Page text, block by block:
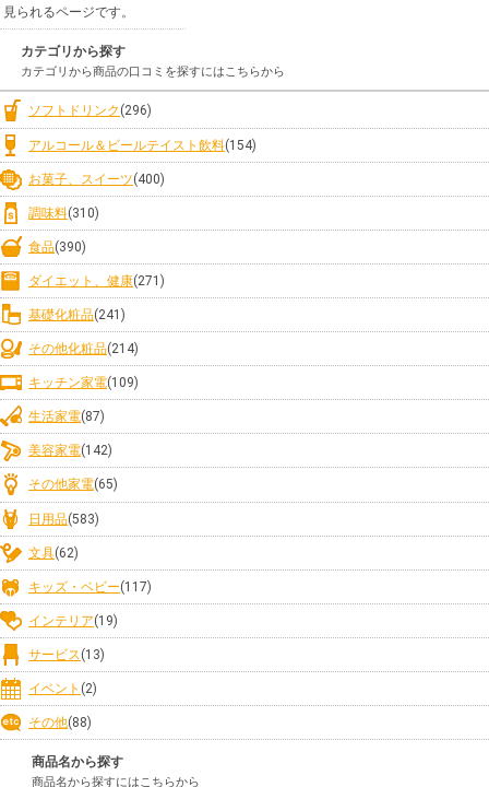
見られるページです。
カテゴリから探す
カテゴリから商品の口コミを探すにはこちらから
ソフトドリンク (296)
アルコール＆ビールテイスト飲料(154)
お菓子、スイーツ(400)
調味料(310)
食品(390)
ダイエット、健康(271)
基礎化粧品(241)
その他化粧品(214)
キッチン家電(109)
生活家電(87)
美容家電(142)
その他家電(65)
日用品(583)
文具(62)
キッズ・ベビー(117)
インテリア(19)
サービス(13)
イベント (2)
その他(88)
商品名から探す
商品名から探すにはこちらから